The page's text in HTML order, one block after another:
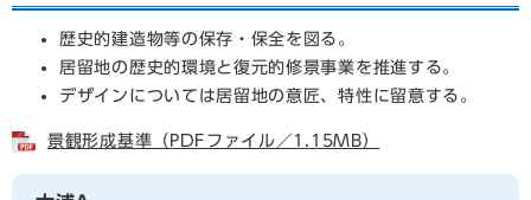
歴史的建造物等の保存・保全を図る。
居留地の歴史的環境と復元的修景事業を推進する。
デザインについては居留地の意匠、特性に留意する。
景観形成基準（PDFファイル／1.15MB）